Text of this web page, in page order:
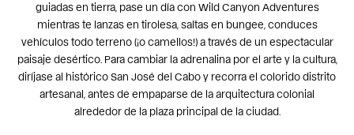
guiadas en tierra, pase un día con Wild Canyon Adventures
mientras te lanzas en tirolesa, saltas en bungee, conduces
vehículos todo terreno (¡o camellos!) a través de un espectacular
paisaje desértico. Para cambiar la adrenalina por el arte y la cultura,
diríjase al histórico San José del Cabo y recorra el colorido distrito
artesanal, antes de empaparse de la arquitectura colonial
alrededor de la plaza principal de la ciudad.